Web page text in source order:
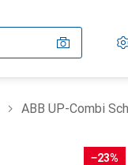
ABB UP-Combi
−23%